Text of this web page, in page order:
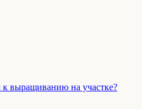
выращиванию на участке?